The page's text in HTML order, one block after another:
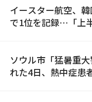
イースター航空、
で1位を記録…「上
ソウル市「猛暑重
れた4日、熱中症患